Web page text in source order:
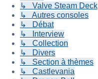
↳ Valve Steam Deck
↳ Autres consoles
↳ Débat
↳ Interview
↳ Collection
↳ Divers
↳ Section à thèmes
↳ Castlevania